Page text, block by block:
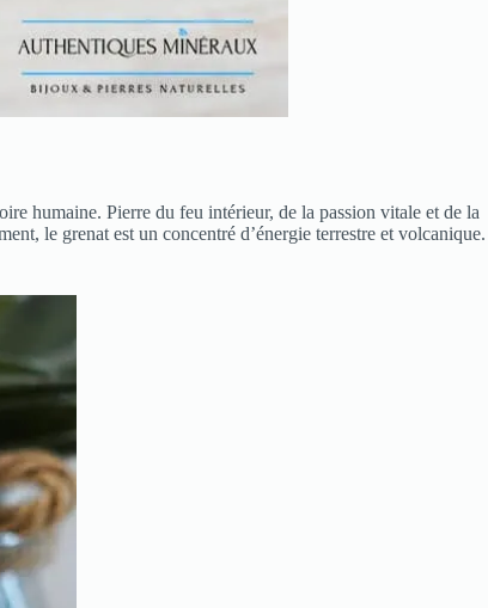
humaine. Pierre du feu intérieur, de la passion vitale et de la
le grenat est un concentré d’énergie terrestre et volcanique.